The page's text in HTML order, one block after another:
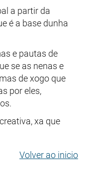
a partir da
é a base dunha
e pautas de
se as nenas e
de xogo que
por eles,
xa que
Volver ao inicio